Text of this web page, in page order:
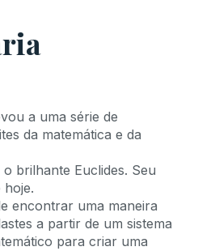
a uma série de
da matemática e da
brilhante Euclides. Seu
hoje.
encontrar uma maneira
a partir de um sistema
para criar uma